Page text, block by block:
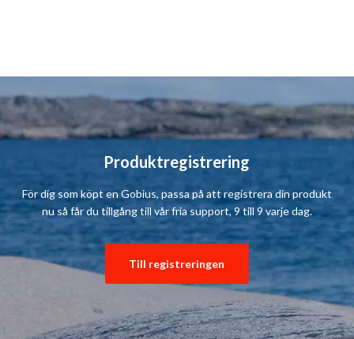
Produktregistrering
För dig som köpt en Gobius, passa på att registrera din produkt
nu så får du tillgång till vår fria support, 9 till 9 varje dag.
Till registreringen